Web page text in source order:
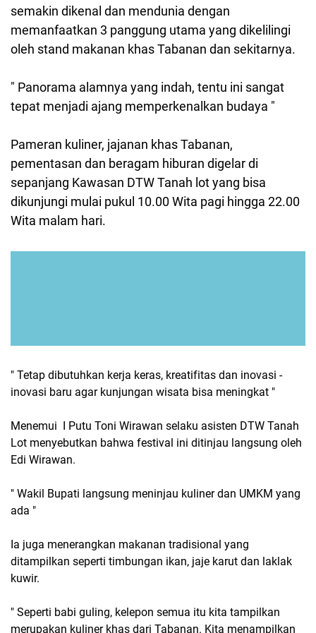
semakin dikenal dan mendunia dengan
memanfaatkan 3 panggung utama yang dikelilingi
oleh stand makanan khas Tabanan dan sekitarnya.
" Panorama alamnya yang indah, tentu ini sangat
tepat menjadi ajang memperkenalkan budaya "
Pameran kuliner, jajanan khas Tabanan,
pementasan dan beragam hiburan digelar di
sepanjang Kawasan DTW Tanah lot yang bisa
dikunjungi mulai pukul 10.00 Wita pagi hingga 22.00
Wita malam hari.
" Tetap dibutuhkan kerja keras, kreatifitas dan inovasi -
inovasi baru agar kunjungan wisata bisa meningkat "
Menemui I Putu Toni Wirawan selaku asisten DTW Tanah
Lot menyebutkan bahwa festival ini ditinjau langsung oleh
Edi Wirawan.
" Wakil Bupati langsung meninjau kuliner dan UMKM yang
ada "
Ia juga menerangkan makanan tradisional yang
ditampilkan seperti timbungan ikan, jaje karut dan laklak
kuwir.
" Seperti babi guling, kelepon semua itu kita tampilkan
merupakan kuliner khas dari Tabanan. Kita menampilkan